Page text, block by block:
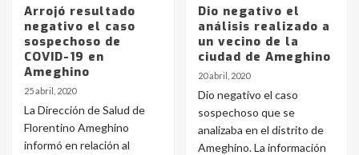
Arrojó resultado
negativo el caso
sospechoso de
COVID-19 en
Ameghino
25 abril, 2020
La Dirección de Salud de
Florentino Ameghino
informó en relación al
Dio negativo el
análisis realizado a
un vecino de la
ciudad de Ameghino
20 abril, 2020
Dio negativo el caso
sospechoso que se
analizaba en el distrito de
Ameghino. La información